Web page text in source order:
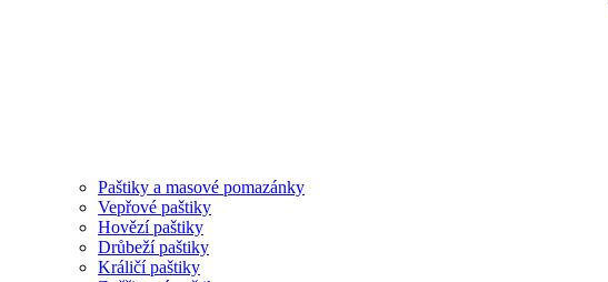
Paštiky a masové pomazánky
Vepřové paštiky
Hovězí paštiky
Drůbeží paštiky
Králičí paštiky